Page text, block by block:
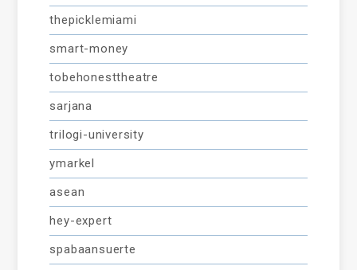
thepicklemiami
smart-money
tobehonesttheatre
sarjana
trilogi-university
ymarkel
asean
hey-expert
spabaansuerte